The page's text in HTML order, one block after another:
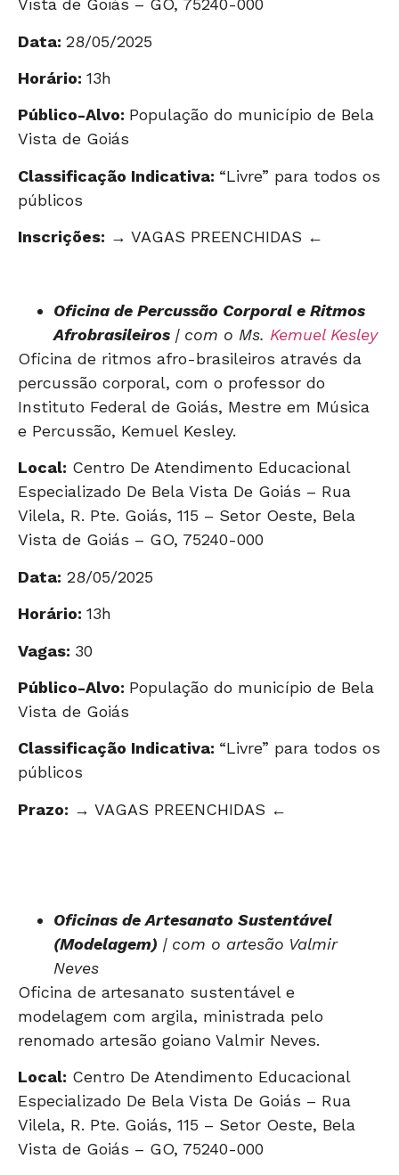
Vista de Goiás – GO, 75240-000
Data: 28/05/2025
Horário: 13h
Público-Alvo: População do município de Bela
Vista de Goiás
Classificação Indicativa: “Livre” para todos os
públicos
Inscrições: → VAGAS PREENCHIDAS ←
Oficina de Percussão Corporal e Ritmos
Afrobrasileiros | com o Ms. Kemuel Kesley
Oficina de ritmos afro-brasileiros através da
percussão corporal, com o professor do
Instituto Federal de Goiás, Mestre em Música
e Percussão, Kemuel Kesley.
Local: Centro De Atendimento Educacional
Especializado De Bela Vista De Goiás – Rua
Vilela, R. Pte. Goiás, 115 – Setor Oeste, Bela
Vista de Goiás – GO, 75240-000
Data: 28/05/2025
Horário: 13h
Vagas: 30
Público-Alvo: População do município de Bela
Vista de Goiás
Classificação Indicativa: “Livre” para todos os
públicos
Prazo: → VAGAS PREENCHIDAS ←
Oficinas de Artesanato Sustentável
(Modelagem) | com o artesão Valmir
Neves
Oficina de artesanato sustentável e
modelagem com argila, ministrada pelo
renomado artesão goiano Valmir Neves.
Local: Centro De Atendimento Educacional
Especializado De Bela Vista De Goiás – Rua
Vilela, R. Pte. Goiás, 115 – Setor Oeste, Bela
Vista de Goiás – GO, 75240-000